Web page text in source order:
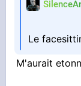
Le
M'aurait